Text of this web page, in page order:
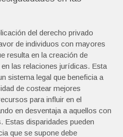
del derecho privado
de individuos con mayores
resulta en la creación de
las relaciones jurídicas. Esta
sistema legal que beneficia a
de costear mejores
para influir en el
en desventaja a aquellos con
disparidades pueden
que se supone debe